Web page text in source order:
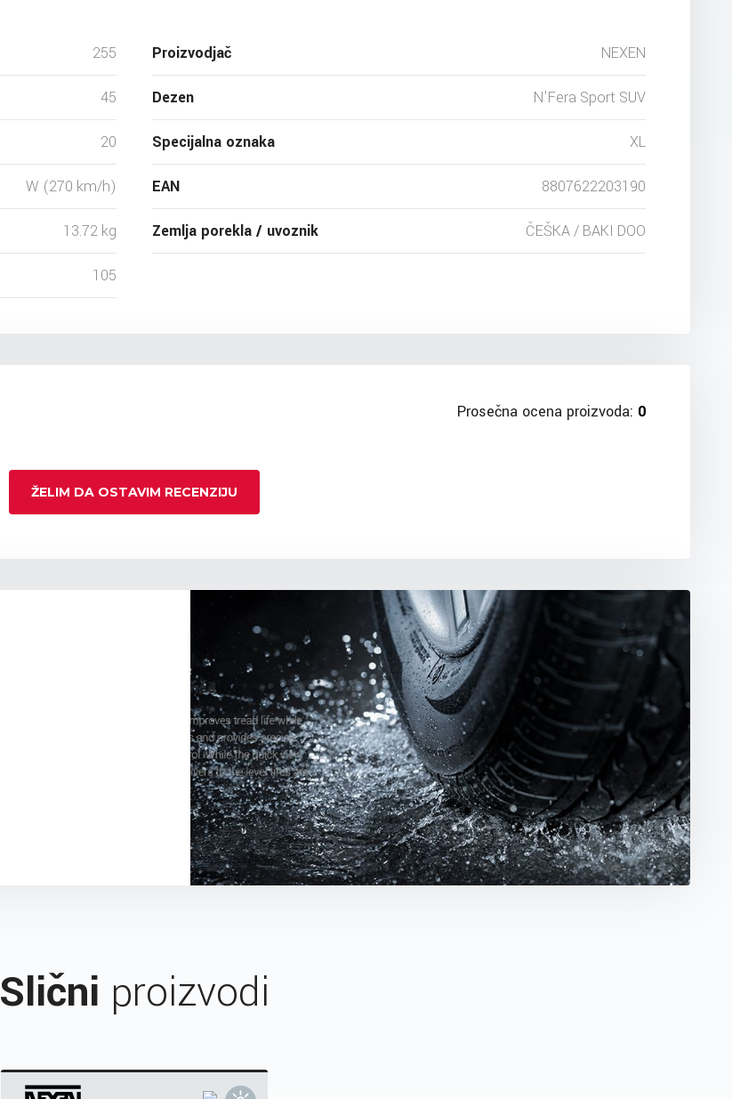
255
45
20
W (270 km/h)
13.72 kg
105
Proizvodjač NEXEN
Dezen N'Fera Sport SUV
Specijalna oznaka XL
EAN 8807622203190
Zemlja porekla / uvoznik ČEŠKA / BAKI DOO
Prosečna ocena proizvoda: 0
ŽELIM DA OSTAVIM RECENZIJU
Slični proizvodi